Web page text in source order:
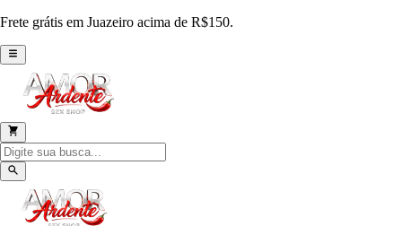
Frete grátis em Juazeiro acima de R$150.